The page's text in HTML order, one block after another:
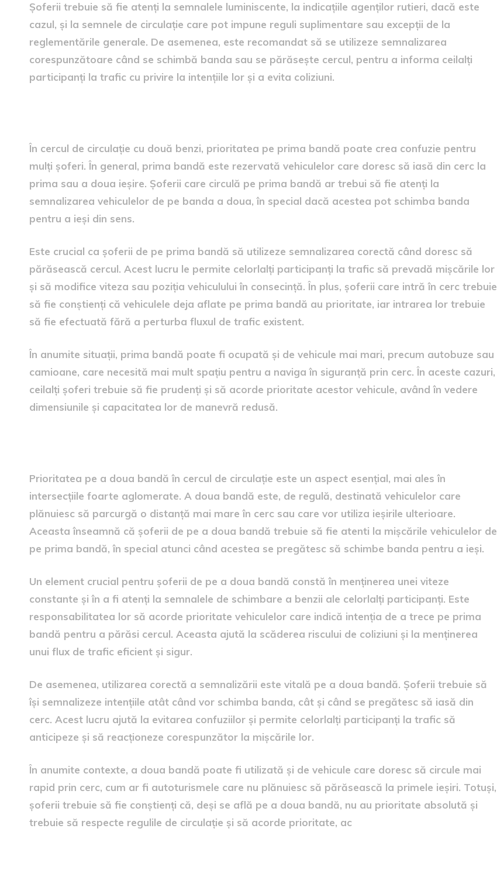
Șoferii trebuie să fie atenți la semnalele luminiscente, la indicațiile agenților rutieri, dacă este
cazul, și la semnele de circulație care pot impune reguli suplimentare sau excepții de la
reglementările generale. De asemenea, este recomandat să se utilizeze semnalizarea
corespunzătoare când se schimbă banda sau se părăsește cercul, pentru a informa ceilalți
participanți la trafic cu privire la intențiile lor și a evita coliziuni.
În cercul de circulație cu două benzi, prioritatea pe prima bandă poate crea confuzie pentru
mulți șoferi. În general, prima bandă este rezervată vehiculelor care doresc să iasă din cerc la
prima sau a doua ieșire. Șoferii care circulă pe prima bandă ar trebui să fie atenți la
semnalizarea vehiculelor de pe banda a doua, în special dacă acestea pot schimba banda
pentru a ieși din sens.
Este crucial ca șoferii de pe prima bandă să utilizeze semnalizarea corectă când doresc să
părăsească cercul. Acest lucru le permite celorlalți participanți la trafic să prevadă mișcările lor
și să modifice viteza sau poziția vehiculului în consecință. În plus, șoferii care intră în cerc trebuie
să fie conștienți că vehiculele deja aflate pe prima bandă au prioritate, iar intrarea lor trebuie
să fie efectuată fără a perturba fluxul de trafic existent.
În anumite situații, prima bandă poate fi ocupată și de vehicule mai mari, precum autobuze sau
camioane, care necesită mai mult spațiu pentru a naviga în siguranță prin cerc. În aceste cazuri,
ceilalți șoferi trebuie să fie prudenți și să acorde prioritate acestor vehicule, având în vedere
dimensiunile și capacitatea lor de manevră redusă.
Prioritatea pe a doua bandă în cercul de circulație este un aspect esențial, mai ales în
intersecțiile foarte aglomerate. A doua bandă este, de regulă, destinată vehiculelor care
plănuiesc să parcurgă o distanță mai mare în cerc sau care vor utiliza ieșirile ulterioare.
Aceasta înseamnă că șoferii de pe a doua bandă trebuie să fie atenti la mișcările vehiculelor de
pe prima bandă, în special atunci când acestea se pregătesc să schimbe banda pentru a ieși.
Un element crucial pentru șoferii de pe a doua bandă constă în menținerea unei viteze
constante și în a fi atenți la semnalele de schimbare a benzii ale celorlalți participanți. Este
responsabilitatea lor să acorde prioritate vehiculelor care indică intenția de a trece pe prima
bandă pentru a părăsi cercul. Aceasta ajută la scăderea riscului de coliziuni și la menținerea
unui flux de trafic eficient și sigur.
De asemenea, utilizarea corectă a semnalizării este vitală pe a doua bandă. Șoferii trebuie să
își semnalizeze intențiile atât când vor schimba banda, cât și când se pregătesc să iasă din
cerc. Acest lucru ajută la evitarea confuziilor și permite celorlalți participanți la trafic să
anticipeze și să reacționeze corespunzător la mișcările lor.
În anumite contexte, a doua bandă poate fi utilizată și de vehicule care doresc să circule mai
rapid prin cerc, cum ar fi autoturismele care nu plănuiesc să părăsească la primele ieșiri. Totuși,
șoferii trebuie să fie conștienți că, deși se află pe a doua bandă, nu au prioritate absolută și
trebuie să respecte regulile de circulație și să acorde prioritate, ac